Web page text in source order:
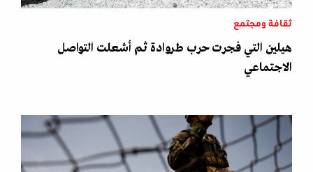
ثقافة ومجتمع
هيلين التي فجرت حرب طروادة ثم أشعلت التواصل
الاجتماعي